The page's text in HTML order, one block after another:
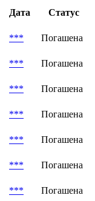
Дата
Статус
***
Погашена
***
Погашена
***
Погашена
***
Погашена
***
Погашена
***
Погашена
***
Погашена